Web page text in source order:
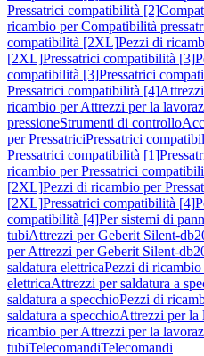
Pressatrici compatibilità [2]
ricambio per Compatibilità
compatibilità [2XL]Pezzi di
[2XL]Pressatrici compatibilità [3]
compatibilità [3]Pressatrici
Pressatrici compatibilità [4]
ricambio per Attrezzi per la
pressioneStrumenti di controllo
per PressatriciPressatrici
Pressatrici compatibilità [1]
ricambio per Pressatrici
[2XL]Pezzi di ricambio per
[2XL]Pressatrici compatibilità [4]
compatibilità [4]Per sistemi di
tubiAttrezzi per Geberit Silent-
per Attrezzi per Geberit Silent-
saldatura elettricaPezzi di
elettricaAttrezzi per saldatura a
saldatura a specchioPezzi di
saldatura a specchioAttrezzi per la
ricambio per Attrezzi per la
tubiTelecomandiTelecomandi